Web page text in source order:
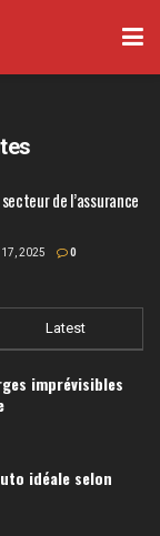
de l’assurance
2025 0
Latest
imprévisibles
idéale selon